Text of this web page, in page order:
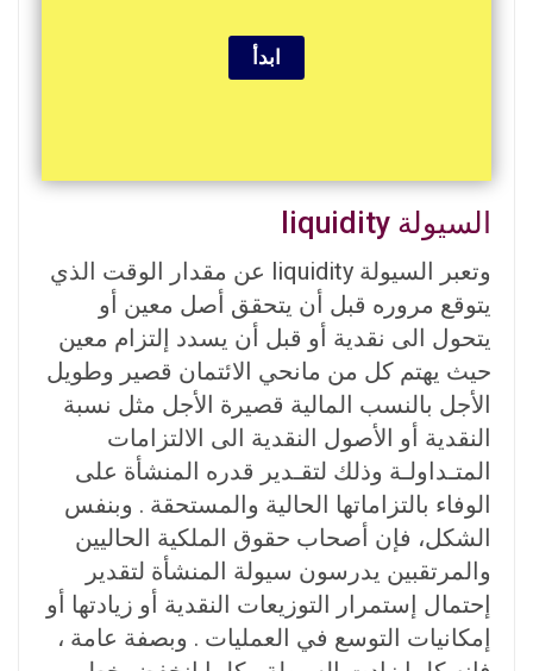
السيولة liquidity
وتعبر السيولة liquidity عن مقدار الوقت الذي
يتوقع مروره قبل أن يتحقق أصل معين أو
يتحول الى نقدية أو قبل أن يسدد إلتزام معين
حيث يهتم كل من مانحي الائتمان قصير وطويل
الأجل بالنسب المالية قصيرة الأجل مثل نسبة
النقدية أو الأصول النقدية الى الالتزامات
المتـداولـة وذلك لتقـدير قدره المنشأة على
الوفاء بالتزاماتها الحالية والمستحقة . وبنفس
الشكل، فإن أصحاب حقوق الملكية الحاليين
والمرتقبين يدرسون سيولة المنشأة لتقدير
إحتمال إستمرار التوزيعات النقدية أو زيادتها أو
إمكانيات التوسع في العمليات . وبصفة عامة ،